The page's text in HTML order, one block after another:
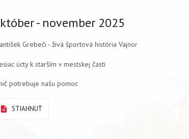
- november 2025
Grebeči - živá športová história Vajnor
úcty k starším v mestskej časti
potrebuje našu pomoc
STIAHNUŤ